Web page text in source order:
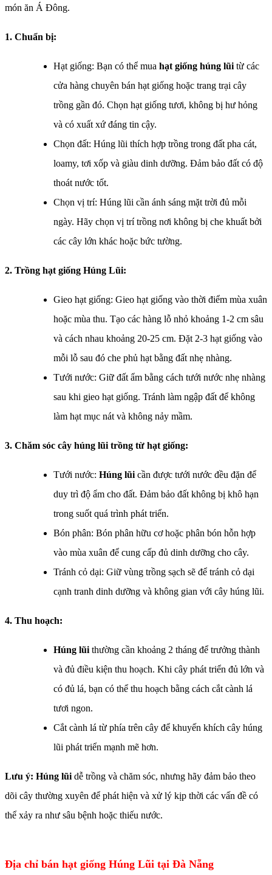
món ăn Á Đông.
1. Chuẩn bị:
Hạt giống: Bạn có thể mua hạt giống húng lũi từ các
cửa hàng chuyên bán hạt giống hoặc trang trại cây
trồng gần đó. Chọn hạt giống tươi, không bị hư hỏng
và có xuất xứ đáng tin cậy.
Chọn đất: Húng lũi thích hợp trồng trong đất pha cát,
loamy, tơi xốp và giàu dinh dưỡng. Đảm bảo đất có độ
thoát nước tốt.
Chọn vị trí: Húng lũi cần ánh sáng mặt trời đủ mỗi
ngày. Hãy chọn vị trí trồng nơi không bị che khuất bởi
các cây lớn khác hoặc bức tường.
2. Trồng hạt giống Húng Lũi:
Gieo hạt giống: Gieo hạt giống vào thời điểm mùa xuân
hoặc mùa thu. Tạo các hàng lỗ nhỏ khoảng 1-2 cm sâu
và cách nhau khoảng 20-25 cm. Đặt 2-3 hạt giống vào
mỗi lỗ sau đó che phủ hạt bằng đất nhẹ nhàng.
Tưới nước: Giữ đất ẩm bằng cách tưới nước nhẹ nhàng
sau khi gieo hạt giống. Tránh làm ngập đất để không
làm hạt mục nát và không nảy mầm.
3. Chăm sóc cây húng lũi trồng từ hạt giống:
Tưới nước: Húng lũi cần được tưới nước đều đặn để
duy trì độ ẩm cho đất. Đảm bảo đất không bị khô hạn
trong suốt quá trình phát triển.
Bón phân: Bón phân hữu cơ hoặc phân bón hỗn hợp
vào mùa xuân để cung cấp đủ dinh dưỡng cho cây.
Tránh cỏ dại: Giữ vùng trồng sạch sẽ để tránh cỏ dại
cạnh tranh dinh dưỡng và không gian với cây húng lũi.
4. Thu hoạch:
Húng lũi thường cần khoảng 2 tháng để trưởng thành
và đủ điều kiện thu hoạch. Khi cây phát triển đủ lớn và
có đủ lá, bạn có thể thu hoạch bằng cách cắt cành lá
tươi ngon.
Cắt cành lá từ phía trên cây để khuyến khích cây húng
lũi phát triển mạnh mẽ hơn.
Lưu ý: Húng lũi dễ trồng và chăm sóc, nhưng hãy đảm bảo theo
dõi cây thường xuyên để phát hiện và xử lý kịp thời các vấn đề có
thể xảy ra như sâu bệnh hoặc thiếu nước.
Địa chỉ bán hạt giống Húng Lũi tại Đà Nẵng